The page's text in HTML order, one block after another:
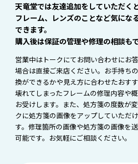
天竜堂では友達追加をしていただく
フレーム、レンズのことなど気にな
できます。
購入後は保証の管理や修理の相談もで
営業中はトークにてお問い合わせにお
場合は直接ご来店ください。お手持ち
換ができるかや見え方に合わせたおす
壊れてしまったフレームの修理内容や
お受けします。また、処方箋の度数が
クに処方箋の画像をアップしていただ
す。修理箇所の画像や処方箋の画像を
可能です。お気軽にご相談ください。